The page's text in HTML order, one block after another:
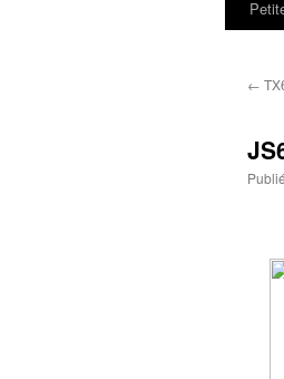
←